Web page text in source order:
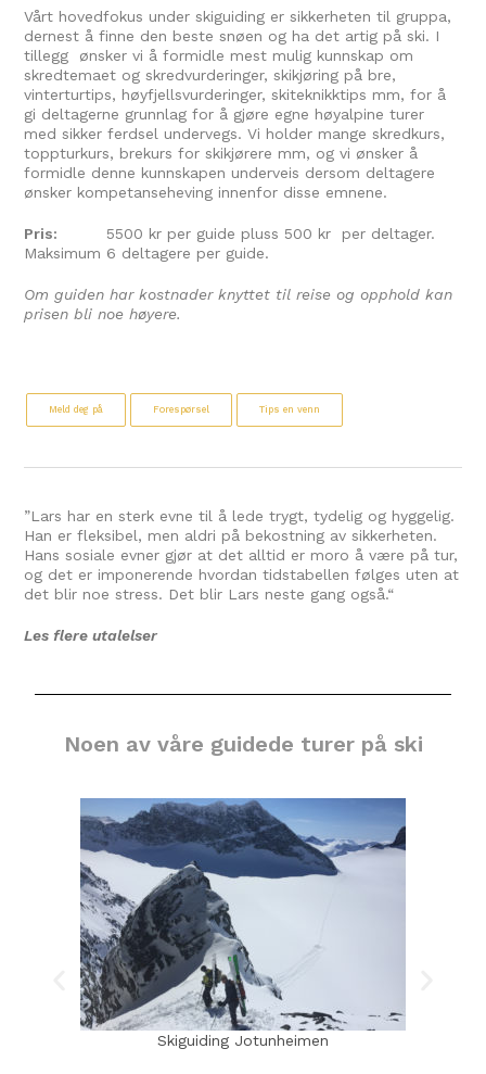
Vårt hovedfokus under skiguiding er sikkerheten til gruppa,
dernest å finne den beste snøen og ha det artig på ski. I
tillegg ønsker vi å formidle mest mulig kunnskap om
skredtemaet og skredvurderinger, skikjøring på bre,
vinterturtips, høyfjellsvurderinger, skiteknikktips mm, for å
gi deltagerne grunnlag for å gjøre egne høyalpine turer
med sikker ferdsel undervegs. Vi holder mange skredkurs,
toppturkurs, brekurs for skikjørere mm, og vi ønsker å
formidle denne kunnskapen underveis dersom deltagere
ønsker kompetanseheving innenfor disse emnene.
Pris: 5500 kr per guide pluss 500 kr per deltager.
Maksimum 6 deltagere per guide.
Om guiden har kostnader knyttet til reise og opphold kan
prisen bli noe høyere.
Meld deg på Forespørsel Tips en venn
”Lars har en sterk evne til å lede trygt, tydelig og hyggelig.
Han er fleksibel, men aldri på bekostning av sikkerheten.
Hans sosiale evner gjør at det alltid er moro å være på tur,
og det er imponerende hvordan tidstabellen følges uten at
det blir noe stress. Det blir Lars neste gang også.“
Les flere utalelser
Noen av våre guidede turer på ski
Skiguiding Jotunheimen